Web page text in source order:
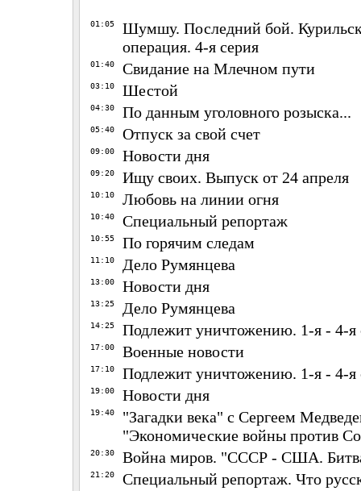
01:05
Шумшу. Последний бой.
операция. 4-я серия
01:40 Свидание на Млечном пути
03:10 Шестой
04:30 По данным уголовного розыска...
05:40 Отпуск за свой счет
09:00 Новости дня
09:20 Ищу своих. Выпуск от 24 апреля
10:10 Любовь на линии огня
10:40 Специальный репортаж
10:55 По горячим следам
11:10 Дело Румянцева
13:00 Новости дня
13:25 Дело Румянцева
14:25 Подлежит уничтожению. 1-я - 4-я
17:00 Военные новости
17:10 Подлежит уничтожению. 1-я - 4-я
19:00 Новости дня
19:40
"Загадки века" с Сергеем
"Экономические войны против
20:30 Война миров. "СССР - США.
21:20 Специальный репортаж. Что